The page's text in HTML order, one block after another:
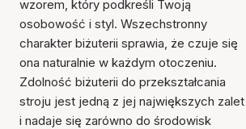
wzorem, który podkreśli Twoją
osobowość i styl. Wszechstronny
charakter biżuterii sprawia, że czuje się
ona naturalnie w każdym otoczeniu.
Zdolność biżuterii do przekształcania
stroju jest jedną z jej największych zalet
i nadaje się zarówno do środowisk